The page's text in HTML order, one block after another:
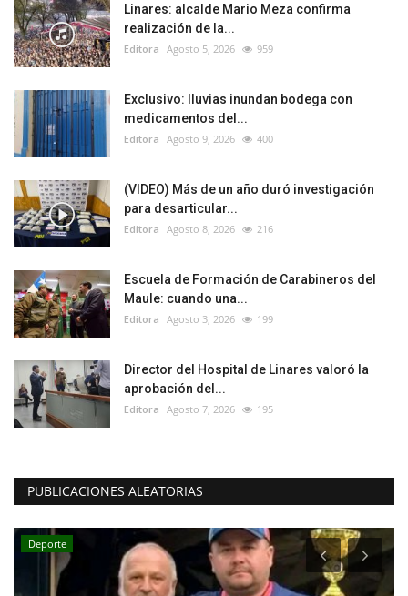
Linares: alcalde Mario Meza confirma
realización de la...
Editora Agosto 5, 2026 959
Exclusivo: lluvias inundan bodega con
medicamentos del...
Editora Agosto 9, 2026 400
(VIDEO) Más de un año duró investigación
para desarticular...
Editora Agosto 8, 2026 216
Escuela de Formación de Carabineros del
Maule: cuando una...
Editora Agosto 3, 2026 199
Director del Hospital de Linares valoró la
aprobación del...
Editora Agosto 7, 2026 195
PUBLICACIONES ALEATORIAS
Deporte